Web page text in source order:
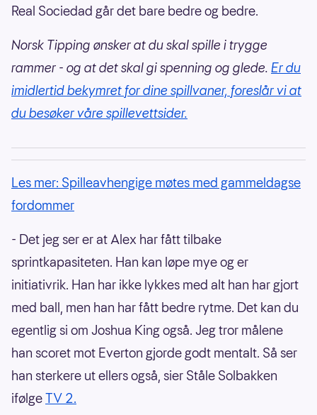
Real Sociedad går det bare bedre og bedre.
Norsk Tipping ønsker at du skal spille i trygge
rammer - og at det skal gi spenning og glede. Er du
imidlertid bekymret for dine spillvaner, foreslår vi at
du besøker våre spillevettsider.
Les mer: Spilleavhengige møtes med gammeldagse
fordommer
- Det jeg ser er at Alex har fått tilbake
sprintkapasiteten. Han kan løpe mye og er
initiativrik. Han har ikke lykkes med alt han har gjort
med ball, men han har fått bedre rytme. Det kan du
egentlig si om Joshua King også. Jeg tror målene
han scoret mot Everton gjorde godt mentalt. Så ser
han sterkere ut ellers også, sier Ståle Solbakken
ifølgeTV 2.